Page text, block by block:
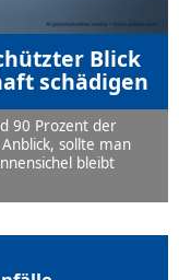
Blick
schädigen
90 Prozent der
sollte man
bleibt